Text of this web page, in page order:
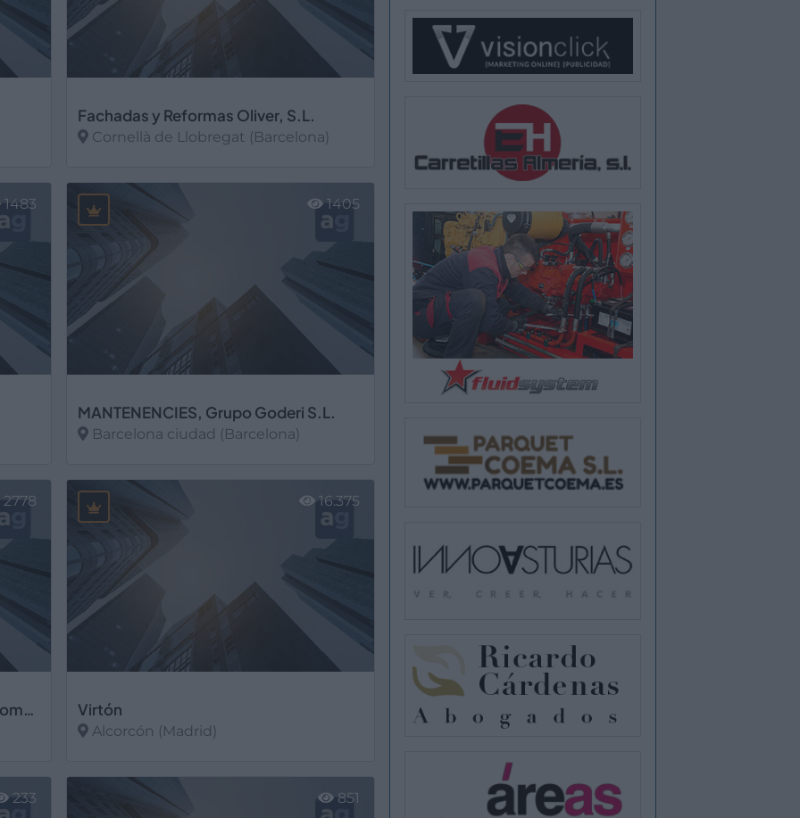
Fachadas y Reformas Oliver, S.L.
Cornellà de Llobregat (Barcelona)
1483
MANTENENCIES, Grupo Goderi S.L.
Barcelona ciudad (Barcelona)
1405
Melfosur - Montajes Eléctricos y Fomentos Sur, S.L.
2778
Virtón
Alcorcón (Madrid)
16.375
233 851